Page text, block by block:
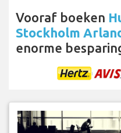
Vooraf boeken
Stockholm
enorme